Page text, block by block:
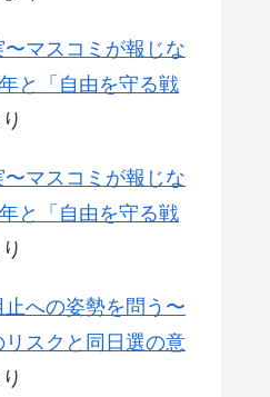
〜マスコミが報じな
と「自由を守る戦
〜マスコミが報じな
と「自由を守る戦
への姿勢を問う〜
スクと同日選の意